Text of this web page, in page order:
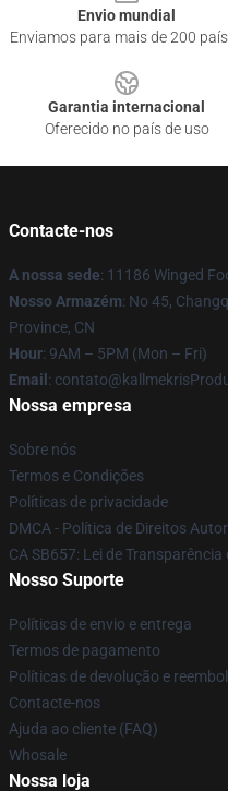
Envio mundial
Enviamos para mais de 200
Garantia internacional
Oferecido no país de uso
Contacte-nos
A nossa sede: 11186 Winged
Nosso Armazém: No 45,
Province, CN
Hour: 9AM – 5PM (Mon – Fri)
Email :
Nossa empresa
Sobre nós
Termos e Condições
Políticas de privacidade
DMCA - Política de Direitos
CA SB657: Lei de
Nosso Suporte
Políticas de envio e entrega
Termos de pagamento
Políticas de devolução e
Contacte-nos
Ajuda ao cliente (FAQ)
Whosale
Nossa loja